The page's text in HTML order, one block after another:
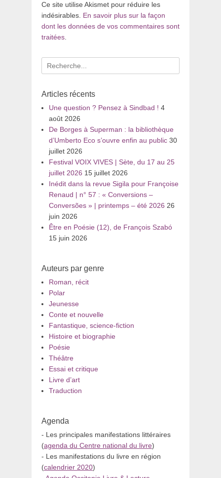
Ce site utilise Akismet pour réduire les
indésirables. En savoir plus sur la façon
dont les données de vos commentaires sont
traitées.
Recherche
pour
Articles récents
Une question ? Pensez à Sindbad ! 4
août 2026
De Borges à Superman : la bibliothèque
d’Umberto Eco s’ouvre enfin au public 30
juillet 2026
Festival VOIX VIVES | Sète, du 17 au 25
juillet 2026 15 juillet 2026
Inédit dans la revue Sigila pour Françoise
Renaud | n° 57 : « Conversions –
Conversões » | printemps – été 2026 26
juin 2026
Être en Poésie (12), de François Szabó
15 juin 2026
Auteurs par genre
Roman, récit
Polar
Jeunesse
Conte et nouvelle
Fantastique, science-fiction
Histoire et biographie
Poésie
Théâtre
Essai et critique
Livre d’art
Traduction
Agenda
- Les principales manifestations littéraires
(agenda du Centre national du livre)
- Les manifestations du livre en région
(calendrier 2020)